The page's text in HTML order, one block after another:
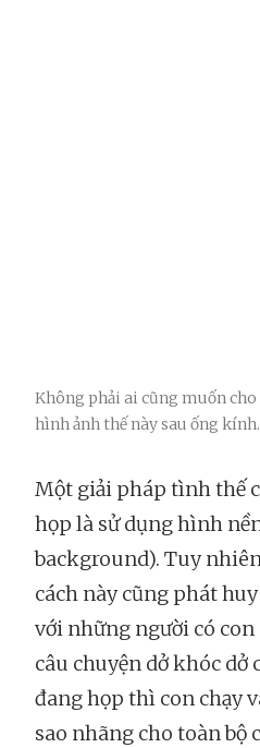
Không phải ai cũng muốn
hình ảnh thế này sau ống
Một giải pháp tình thế
họp là sử dụng hình
background). Tuy
cách này cũng phát
với những người có
câu chuyện dở khóc
đang họp thì con chạy
sao nhãng cho toàn bộ